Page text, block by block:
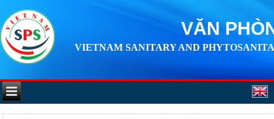
VĂN
VIETNAM SANITARY AND